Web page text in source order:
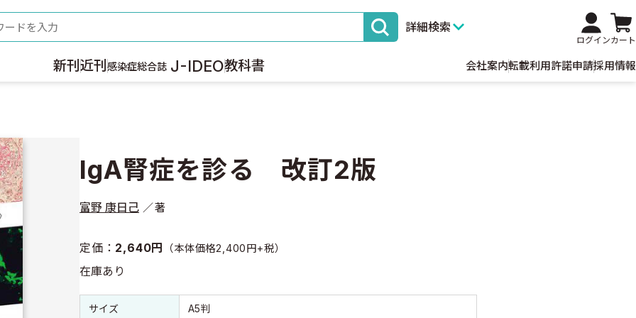
詳細検索
ログインカート
新刊 近刊 感染症総合誌 J-IDEO教科書 会社案内転載利用許諾申請採用情報
IgA腎症を診る 改訂2版
富野 康日己 著
定価： 2,640円 （本体価格2,400円+税）
在庫あり
書誌情報
書誌情報
サイズ A5判